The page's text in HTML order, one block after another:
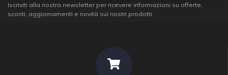
Iscriviti alla nostra newsletter per ricevere informazioni su offerte,
sconti, aggiornamenti e novità sui nostri prodotti.